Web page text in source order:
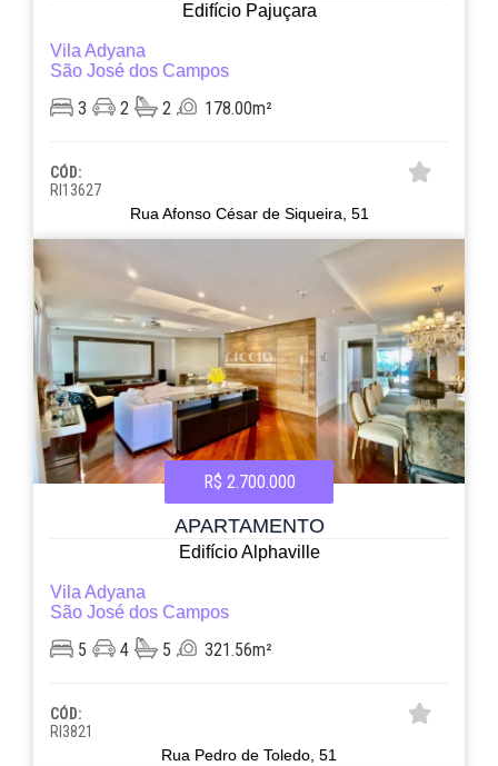
Edifício Pajuçara
Vila Adyana
São José dos Campos
3 2 2 178.00m²
CÓD:
RI13627
Rua Afonso César de Siqueira, 51
R$ 2.700.000
APARTAMENTO
Edifício Alphaville
Vila Adyana
São José dos Campos
5 4 5 321.56m²
CÓD:
RI3821
Rua Pedro de Toledo, 51